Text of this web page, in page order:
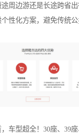
周边游还是长途跨省
性化方案，避免传统
车型超全！30座、39